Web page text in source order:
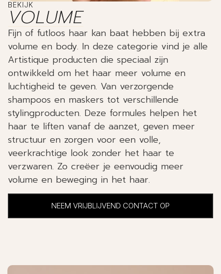
BEKIJK
VOLUME
Fijn of futloos haar kan baat hebben bij extra
volume en body. In deze categorie vind je alle
Artistique producten die speciaal zijn
ontwikkeld om het haar meer volume en
luchtigheid te geven. Van verzorgende
shampoos en maskers tot verschillende
stylingproducten. Deze formules helpen het
haar te liften vanaf de aanzet, geven meer
structuur en zorgen voor een volle,
veerkrachtige look zonder het haar te
verzwaren. Zo creëer je eenvoudig meer
volume en beweging in het haar.
NEEM VRIJBLIJVEND CONTACT OP